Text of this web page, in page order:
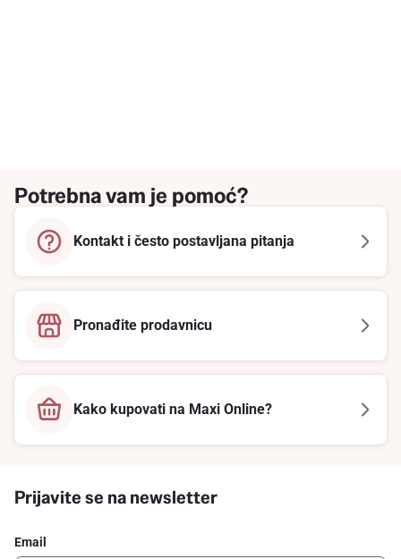
Potrebna vam je pomoć?
Kontakt i često postavljana pitanja
Pronađite prodavnicu
Kako kupovati na Maxi Online?
Prijavite se na newsletter
Email